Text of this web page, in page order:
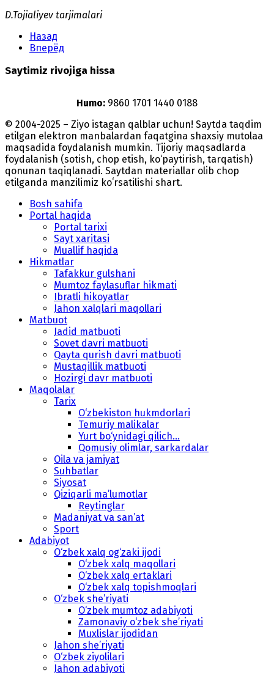
D.Tojialiyev tarjimalari
Назад
Вперёд
Saytimiz rivojiga hissa
Humo: 9860 1701 1440 0188
© 2004-2025 – Ziyo istagan qalblar uchun! Saytda taqdim
etilgan elektron manbalardan faqatgina shaxsiy mutolaa
maqsadida foydalanish mumkin. Tijoriy maqsadlarda
foydalanish (sotish, chop etish, ko‘paytirish, tarqatish)
qonunan taqiqlanadi. Saytdan materiallar olib chop
etilganda manzilimiz koʻrsatilishi shart.
Bosh sahifa
Portal haqida
Portal tarixi
Sayt xaritasi
Muallif haqida
Hikmatlar
Tafakkur gulshani
Mumtoz faylasuflar hikmati
Ibratli hikoyatlar
Jahon xalqlari maqollari
Matbuot
Jadid matbuoti
Sovet davri matbuoti
Qayta qurish davri matbuoti
Mustaqillik matbuoti
Hozirgi davr matbuoti
Maqolalar
Tarix
O‘zbekiston hukmdorlari
Temuriy malikalar
Yurt bo‘ynidagi qilich...
Qomusiy olimlar, sarkardalar
Oila va jamiyat
Suhbatlar
Siyosat
Qiziqarli ma’lumotlar
Reytinglar
Madaniyat va san’at
Sport
Adabiyot
O‘zbek xalq og‘zaki ijodi
O‘zbek xalq maqollari
O‘zbek xalq ertaklari
O‘zbek xalq topishmoqlari
O‘zbek she’riyati
O‘zbek mumtoz adabiyoti
Zamonaviy o‘zbek she’riyati
Muxlislar ijodidan
Jahon she’riyati
O‘zbek ziyolilari
Jahon adabiyoti